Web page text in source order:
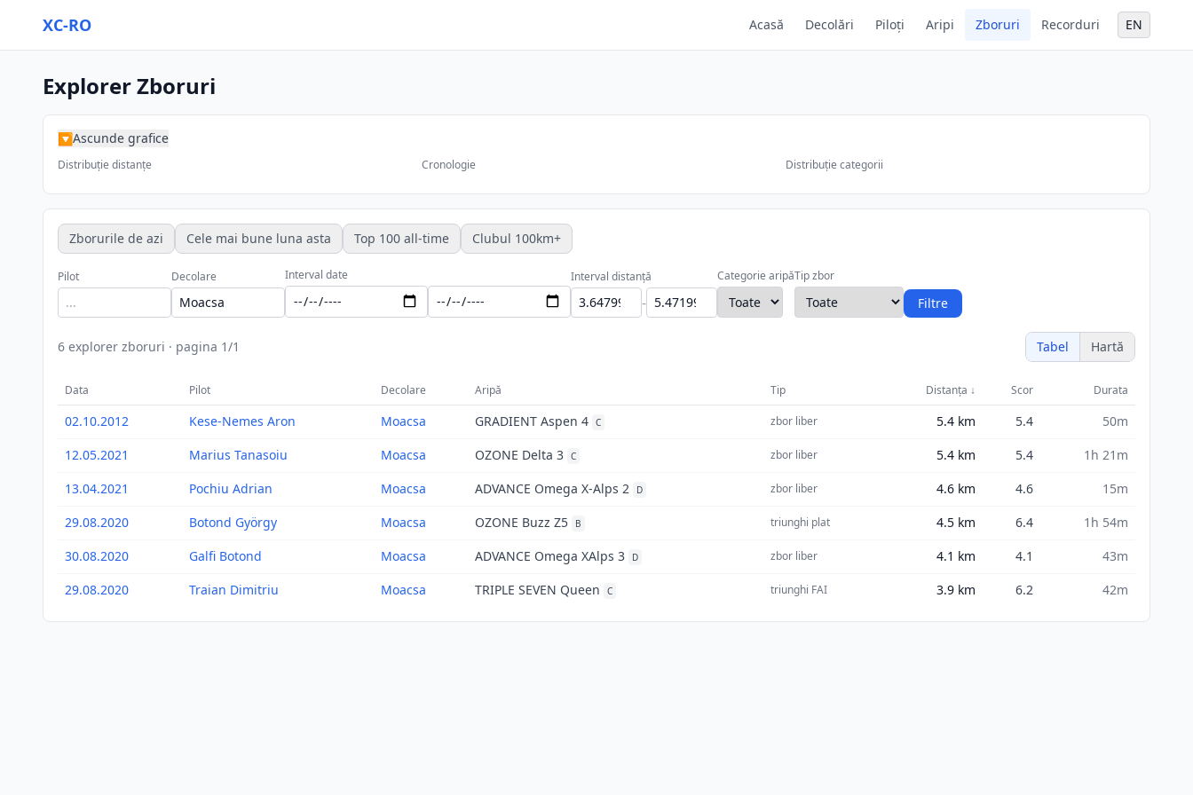
XC-RO Acasă Decolări Piloți Aripi Zboruri Recorduri EN
Explorer Zboruri
▶Ascunde grafice
Distribuție distanțe Cronologie Distribuție categorii
Zborurile de azi Cele mai bune luna asta Top 100 all-time Clubul 100km+
Pilot Decolare Interval date Interval distanță
-
Categorie aripăTip zbor
Filtre
6 explorer zboruri · pagina 1/1 Tabel Hartă
Data Pilot Decolare Aripă Tip Distanța ↓ Scor Durata
02.10.2012 Kese-Nemes Aron Moacsa GRADIENT Aspen 4 C zbor liber 5.4 km 5.4
50m
12.05.2021
Marius Tanasoiu Moacsa OZONE Delta 3 C zbor liber 5.4 km 5.4
1h 21m
13.04.2021
Pochiu Adrian Moacsa ADVANCE Omega X-Alps 2 D zbor liber 4.6 km 4.6
15m
29.08.2020
Botond György Moacsa OZONE Buzz Z5 B triunghi plat 4.5 km 6.4
1h 54m
30.08.2020
Galfi Botond Moacsa ADVANCE Omega XAlps 3 D zbor liber 4.1 km 4.1
43m
29.08.2020
Traian Dimitriu Moacsa TRIPLE SEVEN Queen C triunghi FAI 3.9 km 6.2 42m